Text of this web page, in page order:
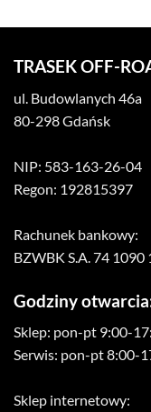
TRASEK OFF-
ul. Budowlanych 46a
80-298 Gdańsk
NIP: 583-163-26-04
Regon: 192815397
Rachunek bankowy:
BZWBK S.A. 74
Godziny
Sklep: pon-pt 9:00-
Serwis: pon-pt 8:00-
Sklep internetowy: